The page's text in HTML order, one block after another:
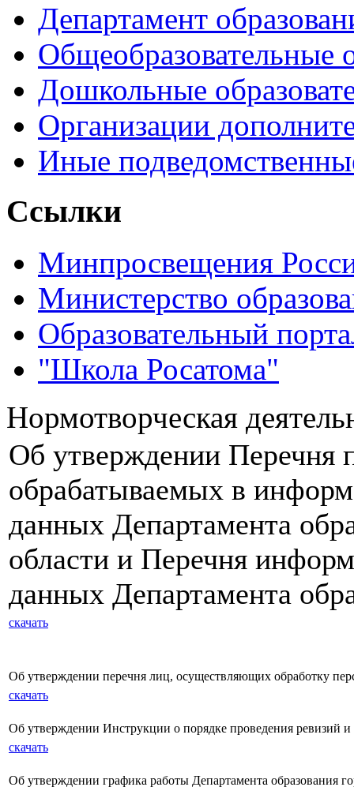
Департамент
Общеобразовательные
Дошкольные
Организации
Иные
Ссылки
Минпросвещения
Министерство
Образовательный
"Школа Росатома"
Нормотворческая
Об утверждении Перечня
обрабатываемых в
данных Департамента
области и Перечня
данных Департамента
скачать
Об утверждении перечня лиц, осуществляющих обработку
скачать
Об утверждении Инструкции о порядке проведения ревизий
скачать
Об утверждении графика работы Департамента образования